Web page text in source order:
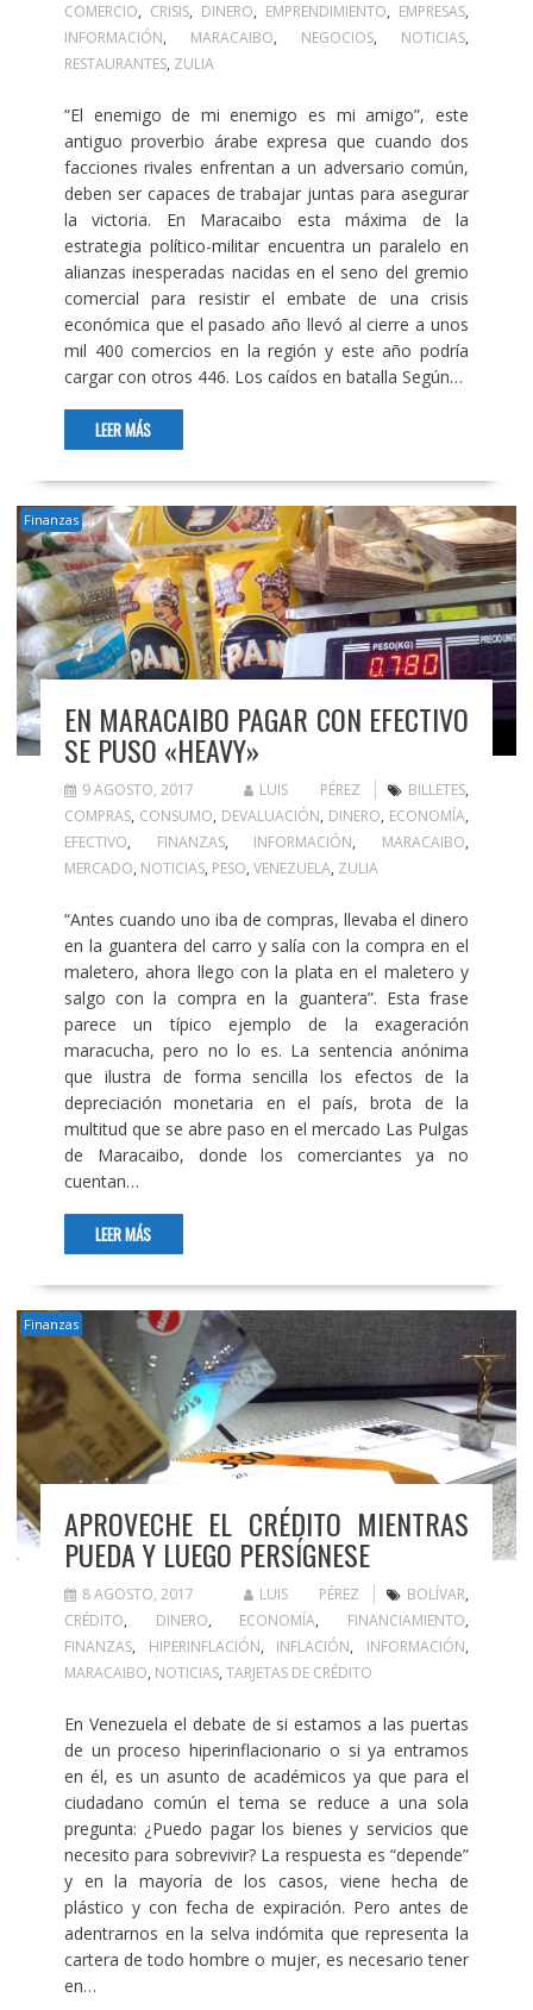
COMERCIO, CRISIS, DINERO, EMPRENDIMIENTO, EMPRESAS,
INFORMACIÓN, MARACAIBO, NEGOCIOS, NOTICIAS,
RESTAURANTES, ZULIA
“El enemigo de mi enemigo es mi amigo”, este
antiguo proverbio árabe expresa que cuando dos
facciones rivales enfrentan a un adversario común,
deben ser capaces de trabajar juntas para asegurar
la victoria. En Maracaibo esta máxima de la
estrategia político-militar encuentra un paralelo en
alianzas inesperadas nacidas en el seno del gremio
comercial para resistir el embate de una crisis
económica que el pasado año llevó al cierre a unos
mil 400 comercios en la región y este año podría
cargar con otros 446. Los caídos en batalla Según…
LEER MÁS
Finanzas
EN MARACAIBO PAGAR CON EFECTIVO
SE PUSO «HEAVY»
9 AGOSTO, 2017 LUIS PÉREZ BILLETES,
COMPRAS, CONSUMO, DEVALUACIÓN, DINERO, ECONOMÍA,
EFECTIVO, FINANZAS, INFORMACIÓN, MARACAIBO,
MERCADO, NOTICIAS, PESO, VENEZUELA, ZULIA
“Antes cuando uno iba de compras, llevaba el dinero
en la guantera del carro y salía con la compra en el
maletero, ahora llego con la plata en el maletero y
salgo con la compra en la guantera”. Esta frase
parece un típico ejemplo de la exageración
maracucha, pero no lo es. La sentencia anónima
que ilustra de forma sencilla los efectos de la
depreciación monetaria en el país, brota de la
multitud que se abre paso en el mercado Las Pulgas
de Maracaibo, donde los comerciantes ya no
cuentan…
LEER MÁS
Finanzas
APROVECHE EL CRÉDITO MIENTRAS
PUEDA Y LUEGO PERSÍGNESE
8 AGOSTO, 2017 LUIS PÉREZ BOLÍVAR,
CRÉDITO, DINERO, ECONOMÍA, FINANCIAMIENTO,
FINANZAS, HIPERINFLACIÓN, INFLACIÓN, INFORMACIÓN,
MARACAIBO, NOTICIAS, TARJETAS DE CRÉDITO
En Venezuela el debate de si estamos a las puertas
de un proceso hiperinflacionario o si ya entramos
en él, es un asunto de académicos ya que para el
ciudadano común el tema se reduce a una sola
pregunta: ¿Puedo pagar los bienes y servicios que
necesito para sobrevivir? La respuesta es “depende”
y en la mayoría de los casos, viene hecha de
plástico y con fecha de expiración. Pero antes de
adentrarnos en la selva indómita que representa la
cartera de todo hombre o mujer, es necesario tener
en…